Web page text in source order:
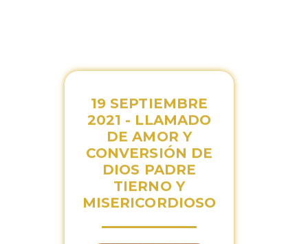
19 SEPTIEMBRE
2021 - LLAMADO
DE AMOR Y
CONVERSIÓN DE
DIOS PADRE
TIERNO Y
MISERICORDIOSO